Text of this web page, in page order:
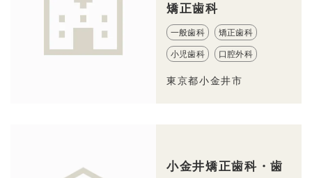
矯正歯科
一般歯科 矯正歯科
小児歯科 口腔外科
東京都小金井市
小金井矯正歯科・歯